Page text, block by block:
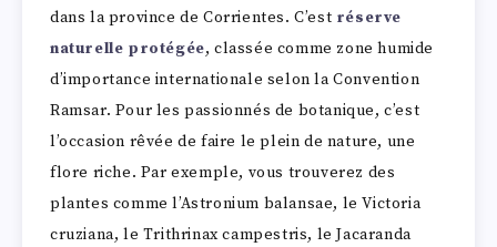
dans la province de Corrientes. C’est réserve
naturelle protégée, classée comme zone humide
d’importance internationale selon la Convention
Ramsar. Pour les passionnés de botanique, c’est
l’occasion rêvée de faire le plein de nature, une
flore riche. Par exemple, vous trouverez des
plantes comme l’Astronium balansae, le Victoria
cruziana, le Trithrinax campestris, le Jacaranda